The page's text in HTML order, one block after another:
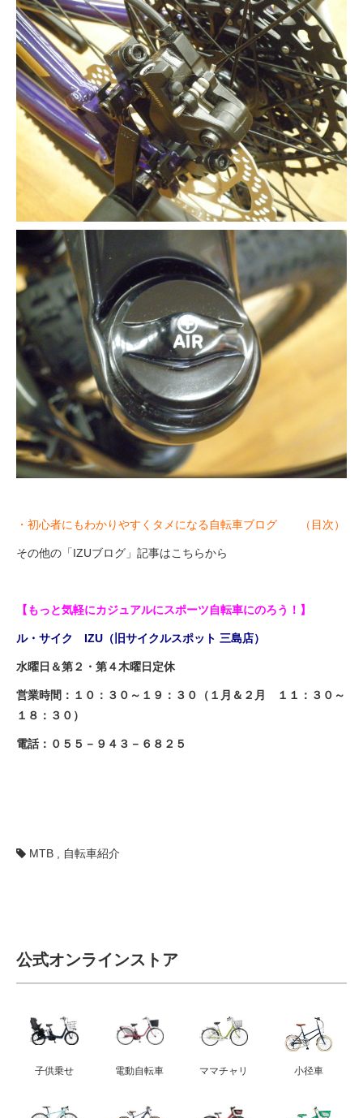
・初心者にもわかりやすくタメになる自転車ブログ （目次）
その他の「IZUブログ」記事はこちらから
【もっと気軽にカジュアルにスポーツ自転車にのろう！】
ル・サイク IZU（旧サイクルスポット 三島店）
水曜日＆第２・第４木曜日定休
営業時間：１０：３０～１９：３０（１月＆２月 １１：３０～
１８：３０）
電話： ０５５－９４３－６８２５
MTB 自転車紹介
公式オンラインストア
子供乗せ 電動自転車 ママチャリ 小径車